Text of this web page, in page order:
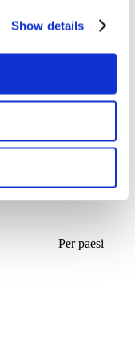
Show details
Per paesi